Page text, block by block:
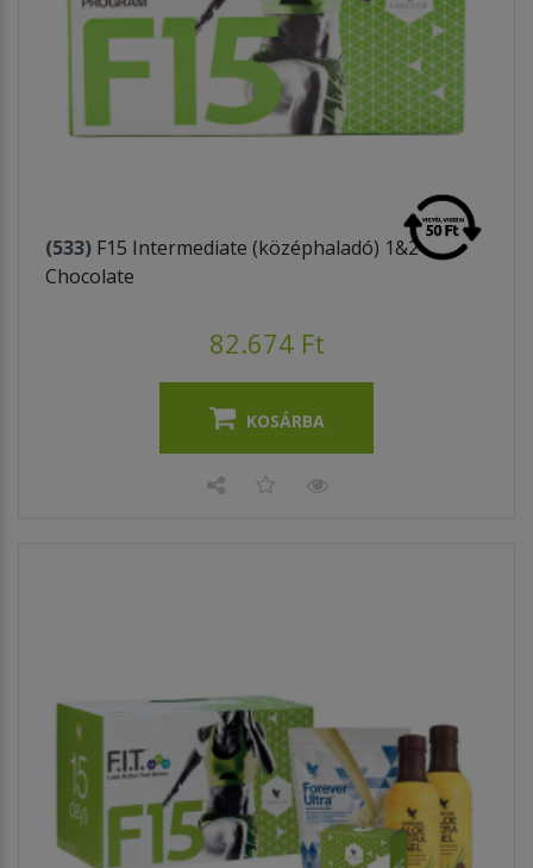
(533) F15 Intermediate (középhaladó) 1&2
Chocolate
82.674 Ft
KOSÁRBA